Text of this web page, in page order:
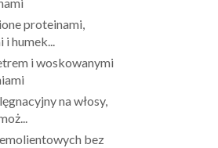
proteinami,
i humek...
i woskowanymi
na włosy,
bez